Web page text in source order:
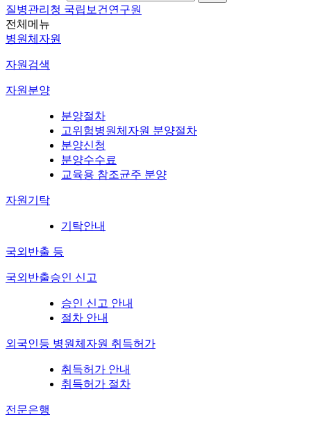
질병관리청 국립보건연구원
전체메뉴
병원체자원
자원검색
자원분양
분양절차
고위험병원체자원 분양절차
분양신청
분양수수료
교육용 참조균주 분양
자원기탁
기탁안내
국외반출 등
국외반출승인 신고
승인 신고 안내
절차 안내
외국인등 병원체자원 취득허가
취득허가 안내
취득허가 절차
전문은행